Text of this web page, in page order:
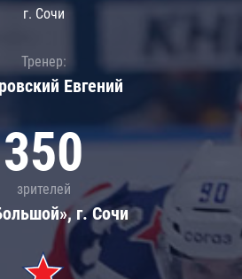
г. Сочи
Тренер:
Евгений
350
зрителей
г. Сочи